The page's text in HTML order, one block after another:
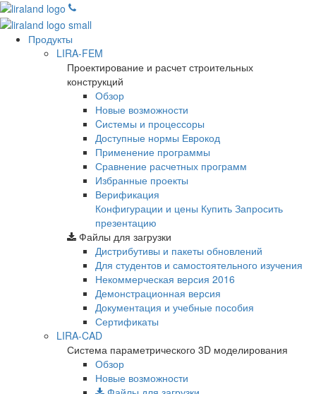
Продукты
LIRA-FEM
Проектирование и расчет строительных
конструкций
Обзор
Новые возможности
Cистемы и процессоры
Доступные нормы Еврокод
Применение программы
Сравнение расчетных программ
Избранные проекты
Верификация
Конфигурации и цены Купить Запросить
презентацию
Файлы для загрузки
Дистрибутивы и пакеты обновлений
Для студентов и самостоятельного изучения
Некоммерческая версия 2016
Демонстрационная версия
Документация и учебные пособия
Сертификаты
LIRA-CAD
Система параметрического 3D моделирования
Обзор
Новые возможности